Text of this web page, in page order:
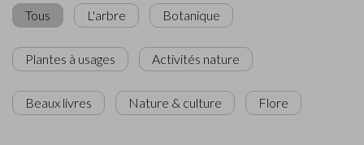
Tous L'arbre Botanique
Plantes à usages Activités nature
Beaux livres Nature & culture Flore